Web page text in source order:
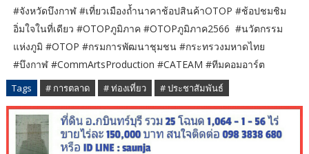
#จังหวัดบึงกาฬ #เที่ยวเมืองถ้ำนาคาช้อปสินค้าOTOP #ช้อปชมชิม
อิ่มใจในที่เดียว #OTOPภูมิภาค #OTOPภูมิภาค2566 #นวัตกรรม
แห่งภูมิ #OTOP #กรมการพัฒนาชุมชน #กระทรวงมหาดไทย
#บึงกาฬ #CommArtsProduction #CATEAM #ทีมคอมอาร์ต
Tags # การตลาด # ท่องเที่ยว # ประชาสัมพันธ์